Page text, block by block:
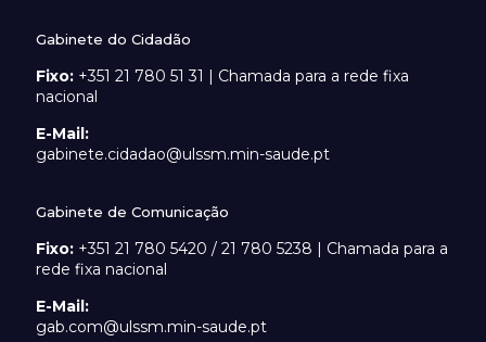
Gabinete do Cidadão
Fixo: +351 21 780 51 31 | Chamada para a rede fixa
nacional
E-Mail:
gabinete.cidadao@ulssm.min-saude.pt
Gabinete de Comunicação
Fixo: +351 21 780 5420 / 21 780 5238 | Chamada para a
rede fixa nacional
E-Mail:
gab.com@ulssm.min-saude.pt